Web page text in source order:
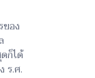
อง
ก็ได้
ร.ศ.